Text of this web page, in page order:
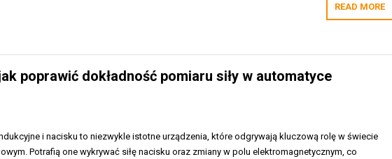
READ MORE
poprawić dokładność pomiaru siły w automatyce
i nacisku to niezwykle istotne urządzenia, które odgrywają kluczową rolę w świecie
Potrafią one wykrywać siłę nacisku oraz zmiany w polu elektromagnetycznym, co